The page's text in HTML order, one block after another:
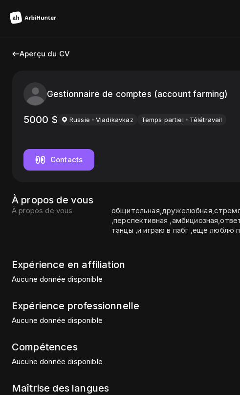
Aperçu du CV
Gestionnaire de comptes (account farming)
5000 $ Russie Vladikavkaz Temps partiel Télétravail
Contacts
À propos de vous
À propos de vous
,перспективная
танцы ,и играю в пабг ,еще люблю
Expérience en affiliation
Aucune donnée disponible
Expérience professionnelle
Aucune donnée disponible
Compétences
Aucune donnée disponible
Maîtrise des langues